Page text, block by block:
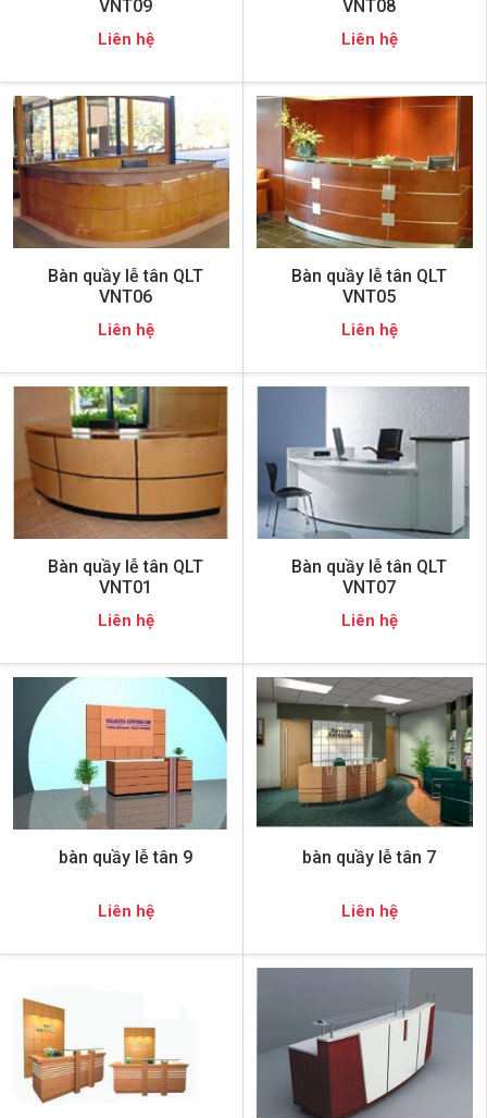
VNT09
Liên hệ
VNT08
Liên hệ
Bàn quầy lễ tân QLT
VNT06
Liên hệ
Bàn quầy lễ tân QLT
VNT05
Liên hệ
Bàn quầy lễ tân QLT
VNT01
Liên hệ
Bàn quầy lễ tân QLT
VNT07
Liên hệ
bàn quầy lễ tân 9
Liên hệ
bàn quầy lễ tân 7
Liên hệ